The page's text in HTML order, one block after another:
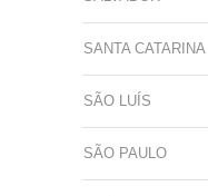
SANTA CATARINA
SÃO LUÍS
SÃO PAULO